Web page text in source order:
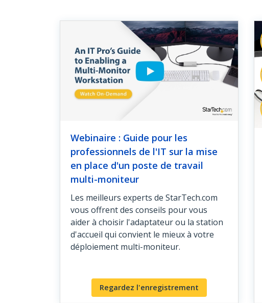
Webinaire : Guide pour les
professionnels de l'IT sur la mise
en place d'un poste de travail
multi-moniteur
Les meilleurs experts de StarTech.com
vous offrent des conseils pour vous
aider à choisir l'adaptateur ou la station
d'accueil qui convient le mieux à votre
déploiement multi-moniteur.
Regardez l'enregistrement